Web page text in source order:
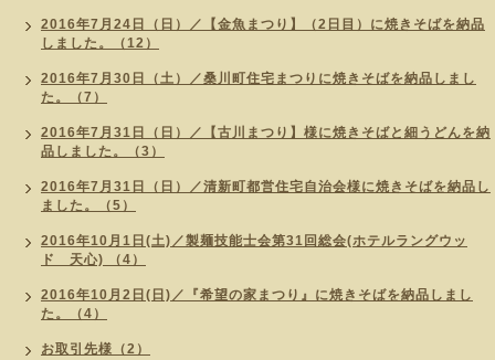
2016年7月24日（日）／【金魚まつり】（2日目）に焼きそばを納品
しました。（12）
2016年7月30日（土）／桑川町住宅まつりに焼きそばを納品しまし
た。（7）
2016年7月31日（日）／【古川まつり】様に焼きそばと細うどんを納
品しました。（3）
2016年7月31日（日）／清新町都営住宅自治会様に焼きそばを納品し
ました。（5）
2016年10月1日(土)／製麺技能士会第31回総会(ホテルラングウッ
ド 天心) （4）
2016年10月2日(日)／『希望の家まつり』に焼きそばを納品しまし
た。（4）
お取引先様（2）